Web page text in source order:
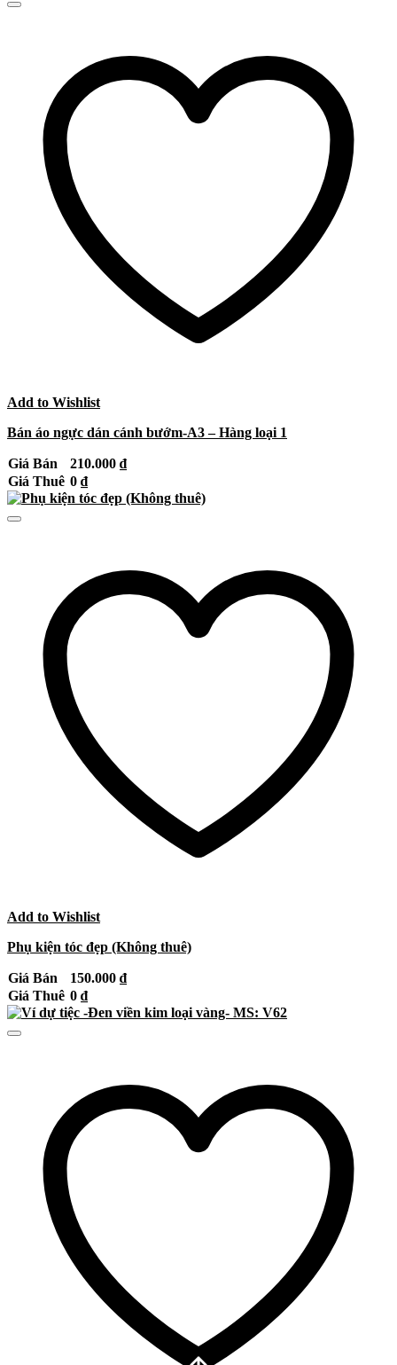
Add to Wishlist
Bán áo ngực dán cánh bướm-A3 – Hàng loại 1
Giá Bán 210.000 ₫
Giá Thuê 0 ₫
Add to Wishlist
Phụ kiện tóc đẹp (Không thuê)
Giá Bán 150.000 ₫
Giá Thuê 0 ₫